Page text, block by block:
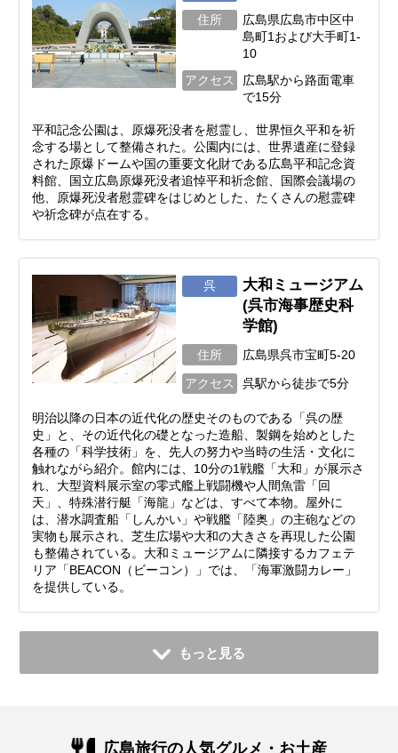
住所
広島県広島市中区中
島町1および大手町1-
10
アクセス
広島駅から路面電車
で15分
平和記念公園は、原爆死没者を慰霊し、世界恒久平和を祈
念する場として整備された。公園内には、世界遺産に登録
された原爆ドームや国の重要文化財である広島平和記念資
料館、国立広島原爆死没者追悼平和祈念館、国際会議場の
他、原爆死没者慰霊碑をはじめとした、たくさんの慰霊碑
や祈念碑が点在する。
呉
大和ミュージアム
(呉市海事歴史科
学館)
住所 広島県呉市宝町5-20
アクセス 呉駅から徒歩で5分
明治以降の日本の近代化の歴史そのものである「呉の歴
史」と、その近代化の礎となった造船、製鋼を始めとした
各種の「科学技術」を、先人の努力や当時の生活・文化に
触れながら紹介。館内には、10分の1戦艦「大和」が展示さ
れ、大型資料展示室の零式艦上戦闘機や人間魚雷「回
天」、特殊潜行艇「海龍」などは、すべて本物。屋外に
は、潜水調査船「しんかい」や戦艦「陸奥」の主砲などの
実物も展示され、芝生広場や大和の大きさを再現した公園
も整備されている。大和ミュージアムに隣接するカフェテ
リア「BEACON（ビーコン）」では、「海軍激闘カレー」
を提供している。
もっと見る
広島旅行の人気グルメ・お土産